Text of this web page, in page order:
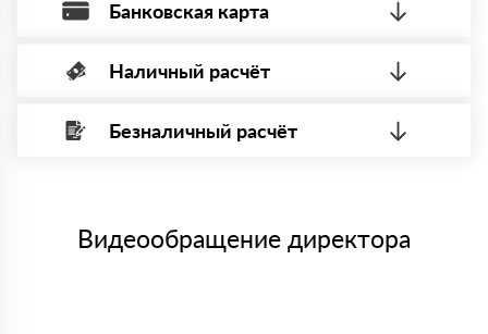
Банковская карта
Оплата банковской картой, через Интернет, возможна через
Минимальная сумма платежа — 1 рубль.
Наличный расчёт
Вы можете оплатить наличными по факту приема
Безналичный расчёт
либо Вы забираете товар со склада самовывоза.
Видеообращение директора